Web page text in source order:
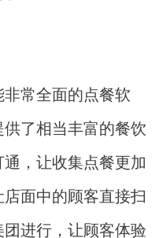
常全面的点餐软
了相当丰富的餐饮
，让收集点餐更加
面中的顾客直接扫
进行，让顾客体验